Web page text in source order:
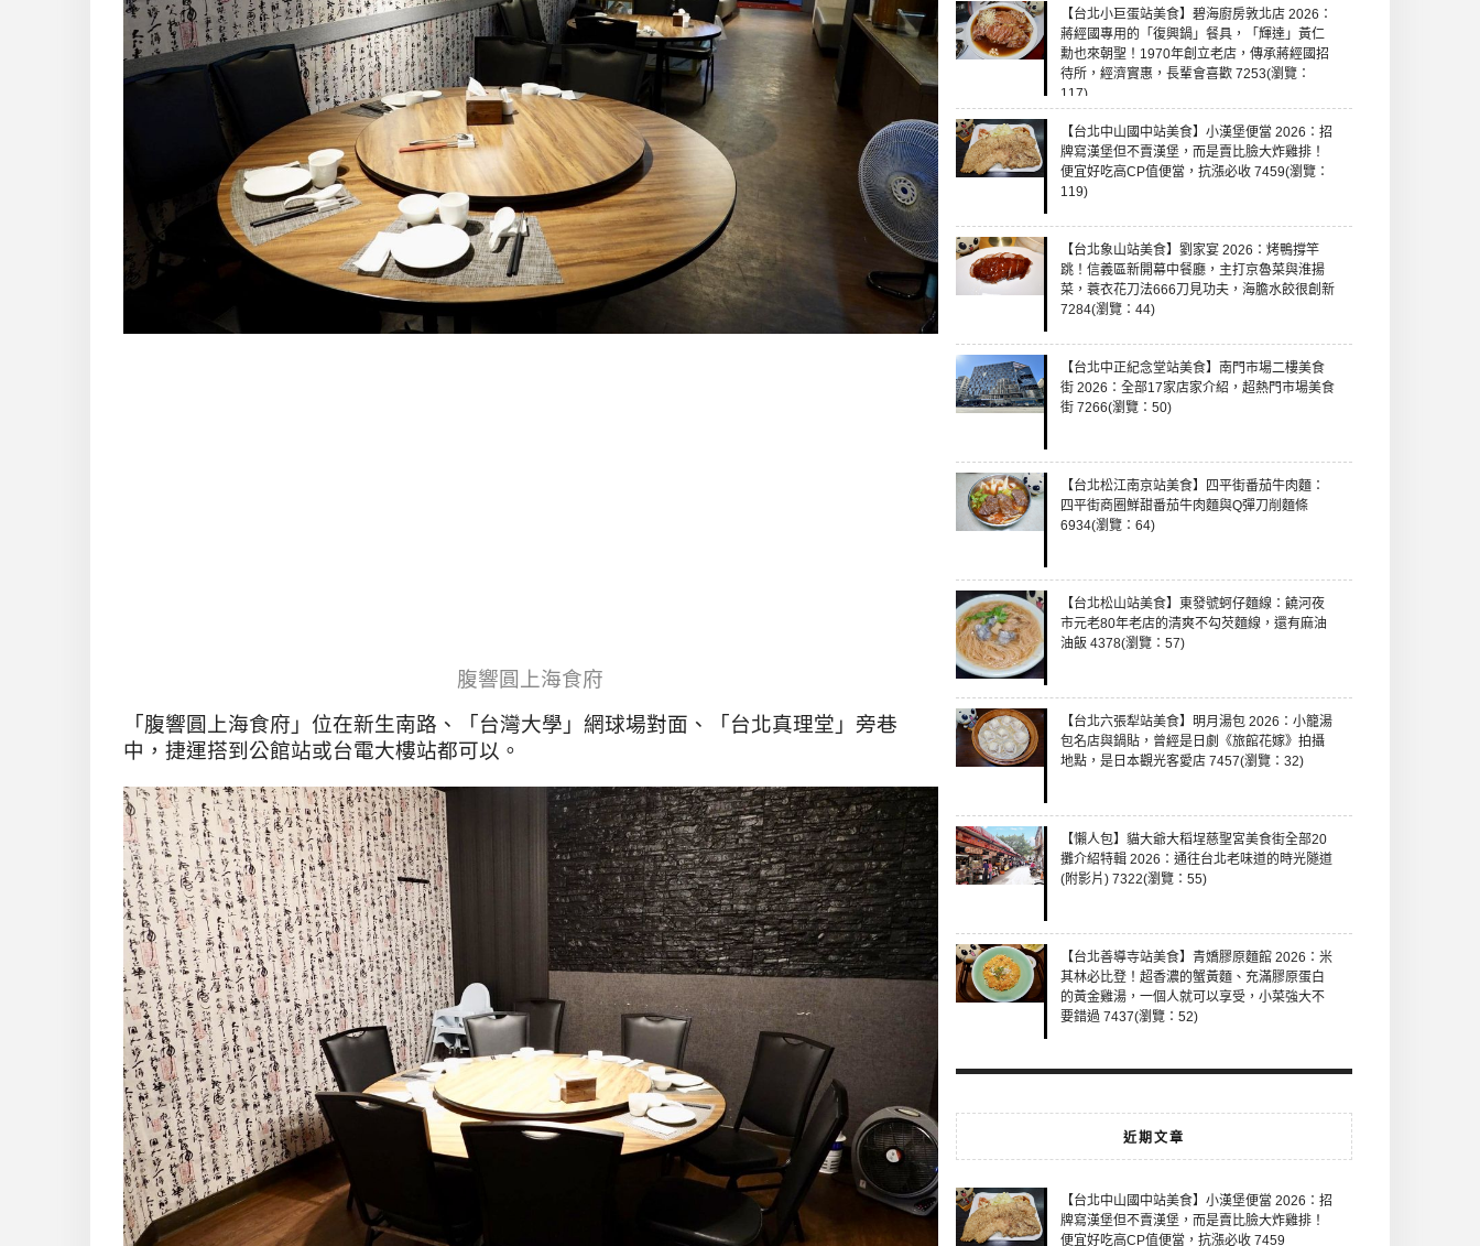
腹響圓上海食府
「腹響圓上海食府」位在新生南路、「台灣大學」網球場對面、「台北真理堂」旁巷
中，捷運搭到公館站或台電大樓站都可以。
【台北小巨蛋站美食】碧海廚房敦北店 2026：
蔣經國專用的「復興鍋」餐具，「輝達」黃仁
勳也來朝聖！1970年創立老店，傳承蔣經國招
待所，經濟實惠，長輩會喜歡 7253(瀏覽：
117)
【台北中山國中站美食】小漢堡便當 2026：招
牌寫漢堡但不賣漢堡，而是賣比臉大炸雞排！
便宜好吃高CP值便當，抗漲必收 7459(瀏覽：
119)
【台北象山站美食】劉家宴 2026：烤鴨撐竿
跳！信義區新開幕中餐廳，主打京魯菜與淮揚
菜，蓑衣花刀法666刀見功夫，海膽水餃很創新
7284(瀏覽：44)
【台北中正紀念堂站美食】南門市場二樓美食
街 2026：全部17家店家介紹，超熱門市場美食
街 7266(瀏覽：50)
【台北松江南京站美食】四平街番茄牛肉麵：
四平街商圈鮮甜番茄牛肉麵與Q彈刀削麵條
6934(瀏覽：64)
【台北松山站美食】東發號蚵仔麵線：饒河夜
市元老80年老店的清爽不勾芡麵線，還有麻油
油飯 4378(瀏覽：57)
【台北六張犁站美食】明月湯包 2026：小籠湯
包名店與鍋貼，曾經是日劇《旅館花嫁》拍攝
地點，是日本觀光客愛店 7457(瀏覽：32)
【懶人包】貓大爺大稻埕慈聖宮美食街全部20
攤介紹特輯 2026：通往台北老味道的時光隧道
(附影片) 7322(瀏覽：55)
【台北善導寺站美食】青嬌膠原麵館 2026：米
其林必比登！超香濃的蟹黃麵、充滿膠原蛋白
的黃金雞湯，一個人就可以享受，小菜強大不
要錯過 7437(瀏覽：52)
近期文章
【台北中山國中站美食】小漢堡便當 2026：招
牌寫漢堡但不賣漢堡，而是賣比臉大炸雞排！
便宜好吃高CP值便當，抗漲必收 7459